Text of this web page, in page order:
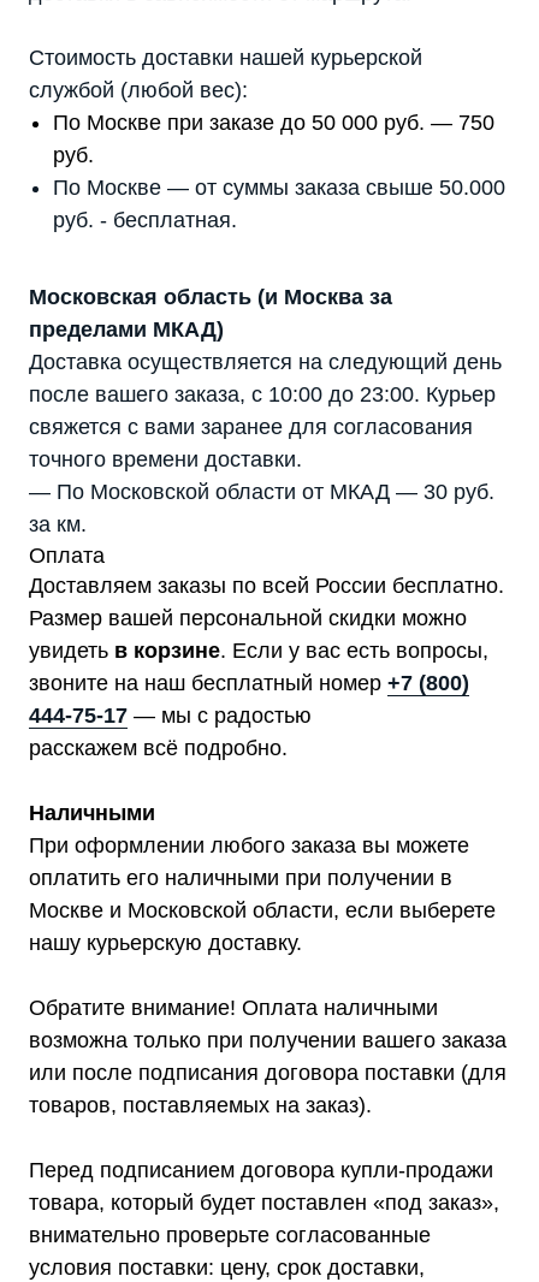
Стоимость доставки нашей курьерской
службой (любой вес):
По Москве при заказе до 50 000 руб. — 750
руб.
По Москве — от суммы заказа свыше 50.000
руб. - бесплатная.
Московская область (и Москва за
пределами МКАД)
Доставка осуществляется на следующий день
после вашего заказа, с 10:00 до 23:00. Курьер
свяжется с вами заранее для согласования
точного времени доставки.
— По Московской области от МКАД — 30 руб.
за км.
Оплата
Доставляем заказы по всей России бесплатно.
Размер вашей персональной скидки можно
увидеть в корзине. Если у вас есть вопросы,
звоните на наш бесплатный номер +7 (800)
444-75-17 — мы с радостью
расскажем всё подробно.
Наличными
При оформлении любого заказа вы можете
оплатить его наличными при получении в
Москве и Московской области, если выберете
нашу курьерскую доставку.
Обратите внимание! Оплата наличными
возможна только при получении вашего заказа
или после подписания договора поставки (для
товаров, поставляемых на заказ).
Перед подписанием договора купли-продажи
товара, который будет поставлен «под заказ»,
внимательно проверьте согласованные
условия поставки: цену, срок доставки,
8 (800) 444-75-17 info@shtil-stab.ru
менеджеры помогут вам подобрать
подходящий вариант
Стабилизаторы напряжения
Трехфазные стабилизаторы
Стабилизаторы три фазы в одну
Стабилизаторы для котлов Серия Термо
Стабилизаторы инверторные ИнСтаб
Стабилизаторы настенные
Источники бесперебойного питания
Однофазные ИБП
ИБП постоянного тока
Комплекты ИБП и стабилизаторов
Аксессуары